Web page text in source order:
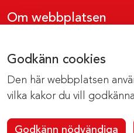
Godkänn cookies
Den här webbplatsen
vilka kakor du vill
Godkänn nödvändiga
Om webbplatsen
Om cookies
Kontakta